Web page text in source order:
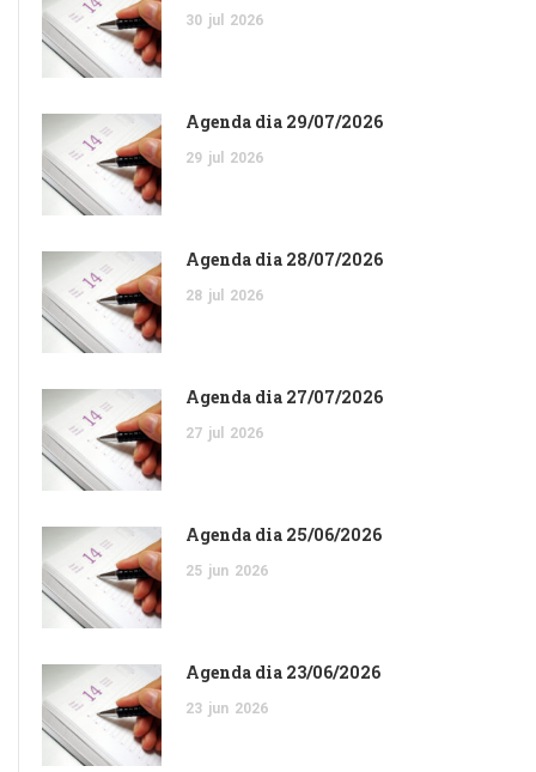
30 jul 2026
Agenda dia 29/07/2026
29 jul 2026
Agenda dia 28/07/2026
28 jul 2026
Agenda dia 27/07/2026
27 jul 2026
Agenda dia 25/06/2026
25 jun 2026
Agenda dia 23/06/2026
23 jun 2026